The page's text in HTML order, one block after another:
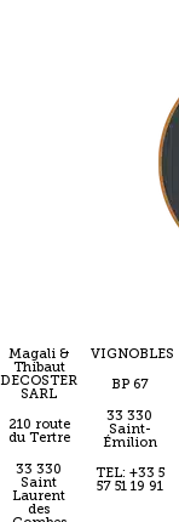
Magali &
Thibaut
DECOSTER
SARL
210 route
du Tertre
33 330
Saint
Laurent
des
VIGNOBLES
BP 67
33 330
Saint-
Émilion
TEL: +33 5
57 51 19 91